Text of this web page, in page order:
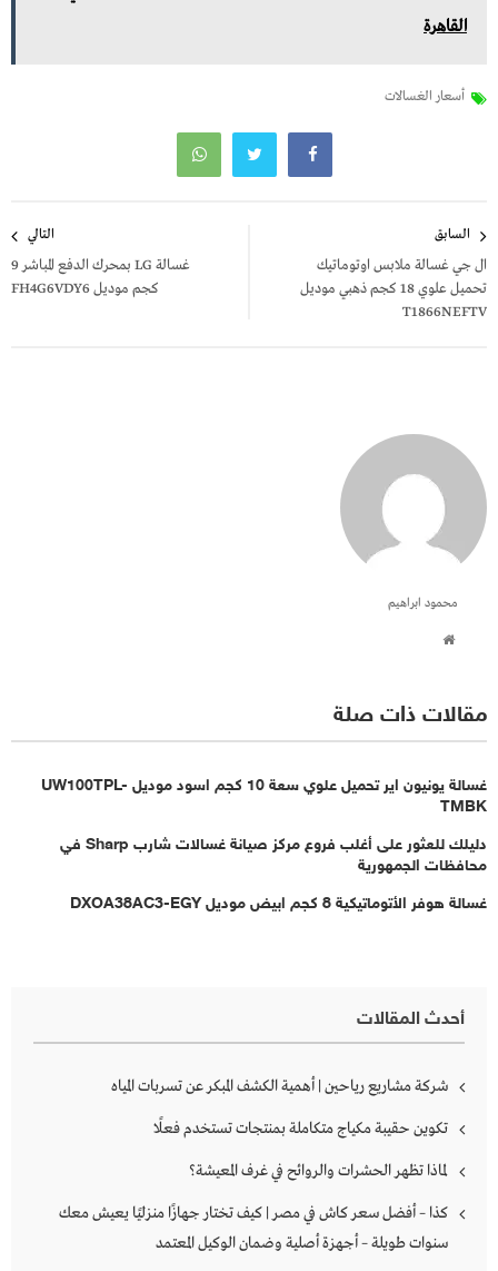
القاهرة
أسعار الغسالات
المقالات
السابق
ال جي غسالة ملابس اوتوماتيك
تحميل علوي 18 كجم ذهبي موديل
T1866NEFTV
التالي
غسالة LG بمحرك الدفع المباشر 9
كجم موديل FH4G6VDY6
محمود ابراهيم
مقالات ذات صلة
غسالة يونيون اير تحميل علوي سعة 10 كجم اسود موديل UW100TPL-
TMBK
دليلك للعثور على أغلب فروع مركز صيانة غسالات شارب Sharp في
محافظات الجمهورية
غسالة هوفر الأتوماتيكية 8 كجم ابيض موديل DXOA38AC3-EGY
أحدث المقالات
شركة مشاريع رياحين | أهمية الكشف المبكر عن تسربات المياه
تكوين حقيبة مكياج متكاملة بمنتجات تستخدم فعلًا
لماذا تظهر الحشرات والروائح في غرف المعيشة؟
كذا – أفضل سعر كاش في مصر | كيف تختار جهازًا منزليًا يعيش معك
سنوات طويلة – أجهزة أصلية وضمان الوكيل المعتمد